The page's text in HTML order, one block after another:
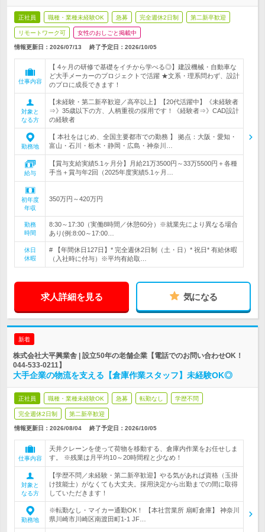
正社員 職種・業種未経験OK 急募 完全週休2日制 第二新卒歓迎
リモートワーク可 女性のおしごと掲載中
情報更新日：2026/07/13 終了予定日： 2026/10/05
仕事内容
【 4ヶ月の研修で基礎をイチから学べる◎】建設機械・自動車な
ど大手メーカーのプロジェクトで活躍 ★文系・理系問わず、設計
のプロに成長できます！
対象と
なる方
【未経験・第二新卒歓迎／高卒以上】【20代活躍中】《未経験者
⇒》35歳以下の方、人柄重視の採用です！《経験者⇒》CAD設計
の経験者
勤務地
【 本社をはじめ、全国主要都市での勤務 】 拠点：大阪・愛知・
富山・石川・栃木・静岡・広島・神奈川…
給与
【賞与支給実績5.1ヶ月分】月給21万3500円～33万5500円＋各種
手当＋賞与年2回（2025年度実績5.1ヶ月…
初年度
年収
350万円～420万円
勤務
時間
8:30～17:30（実働8時間／休憩60分）※就業先により異なる場合
あり(例:8:00～17:00…
休日
休暇
# 【年間休日127日】* 完全週休2日制（土・日）* 祝日* 有給休暇
（入社時に付与）※平均有給取…
求人詳細を見る 気になる
新着
株式会社大平興業舎 | 設立50年の老舗企業【電話でのお問い合わせOK！
044-533-0211】
大手企業の物流を支える【倉庫作業スタッフ】未経験OK◎
正社員 職種・業種未経験OK 急募 転勤なし 学歴不問
完全週休2日制 第二新卒歓迎
情報更新日：2026/08/04 終了予定日： 2026/10/05
仕事内容
天井クレーンを使って荷物を移動する、倉庫内作業をお任せしま
す。 ※残業は月平均10～20時間程と少なめ！
対象と
なる方
【学歴不問／未経験・第二新卒歓迎】やる気があれば資格（玉掛
け技能士）がなくても大丈夫。採用決定から出勤までの間に取得
していただきます！
勤務地
※転勤なし・マイカー通勤OK！ 【本社営業所 扇町倉庫】 神奈川
県川崎市川崎区南渡田町1-1 JF…